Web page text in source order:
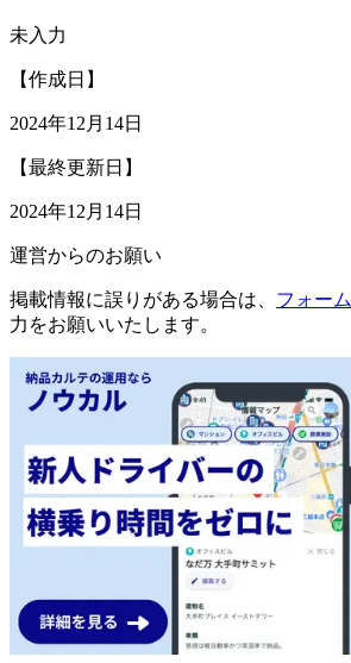
未入力
【作成日】
2024年12月14日
【最終更新日】
2024年12月14日
運営からのお願い
掲載情報に誤りがある場合は、 フォーム
力をお願いいたします。